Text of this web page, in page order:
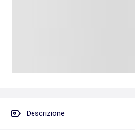
Descrizione